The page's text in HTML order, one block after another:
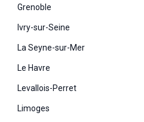
Grenoble
Ivry-sur-Seine
La Seyne-sur-Mer
Le Havre
Levallois-Perret
Limoges